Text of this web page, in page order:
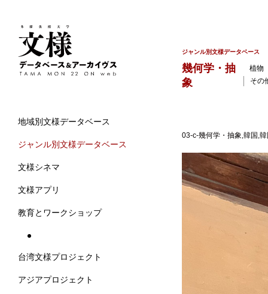
地域別文様データベース
ジャンル別文様データベース
文様シネマ
文様アプリ
教育とワークショップ
台湾文様プロジェクト
アジアプロジェクト
ジャンル別文様データベース
幾何学・抽
象
植物
その
03-c-幾何学・抽象,韓国,